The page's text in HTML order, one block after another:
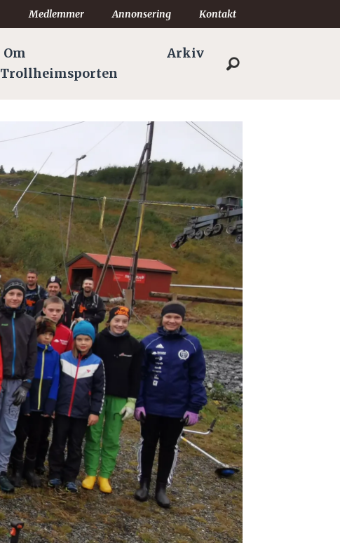
Medlemmer Annonsering Kontakt
Om
Trollheimsporten
Arkiv